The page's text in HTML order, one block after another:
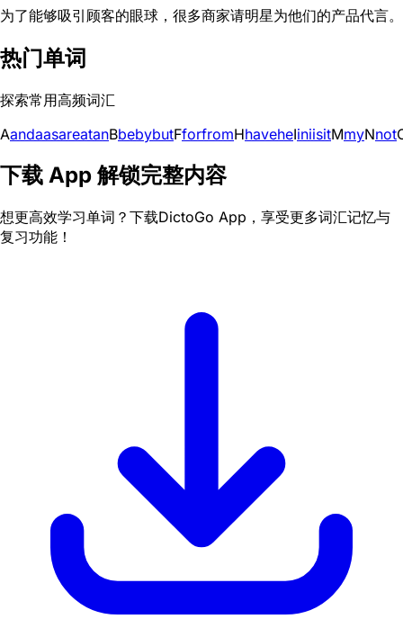
为了能够吸引顾客的眼球，很多商家请明星为他们的产品代言。
热门单词
探索常用高频词汇
AandaasareatanBbebybutFforfromHhaveheIiniisitMmyNnot
下载 App 解锁完整内容
想更高效学习单词？下载DictoGo App，享受更多词汇记忆与
复习功能！